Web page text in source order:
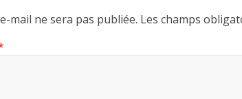
mail ne sera pas publiée. Les champs